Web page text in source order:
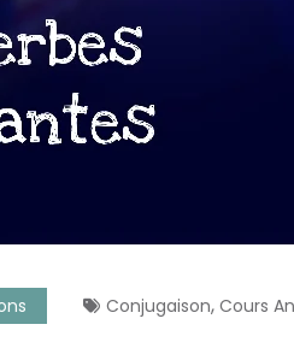
Conjugaison, Cours